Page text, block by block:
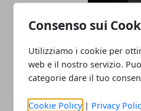
Consenso sui
Utilizziamo i cookie per
web e il nostro servizio.
categorie dare il tuo
Cookie Policy | Privacy
Xbox Series X e
volgendo al termine
09/10/2022